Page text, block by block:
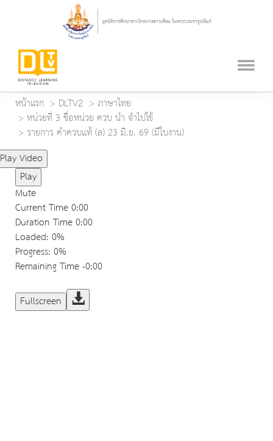
หน้าแรก DLTV2
ภาษาไทย
หน่วยที่ 3 ชื่อหน่วย ควบ นำ จำไปใช้
รายการ คำควบแท้ (ล) 23 มิ.ย. 69 (มีใบงาน)
Play Video
Play
Mute
Current Time0:00
Duration Time0:00
Loaded: 0%
Progress: 0%
Remaining Time-0:00
Fullscreen